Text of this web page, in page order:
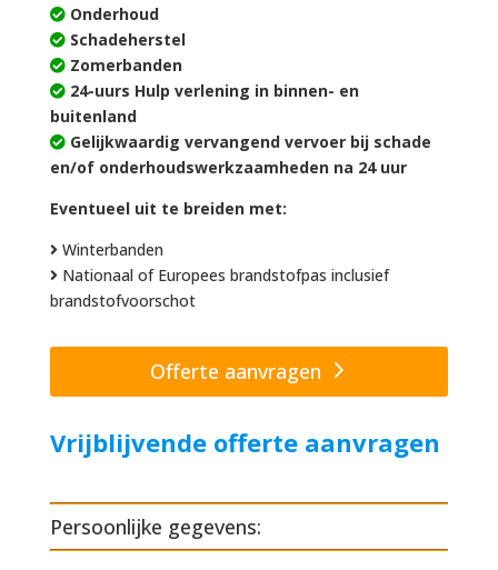
Onderhoud
Schadeherstel
Zomerbanden
24-uurs Hulp verlening in binnen- en
buitenland
Gelijkwaardig vervangend vervoer bij schade
en/of onderhoudswerkzaamheden na 24 uur
Eventueel uit te breiden met:
Winterbanden
Nationaal of Europees brandstofpas inclusief
brandstofvoorschot
Offerte aanvragen
Vrijblijvende offerte aanvragen
Persoonlijke gegevens: